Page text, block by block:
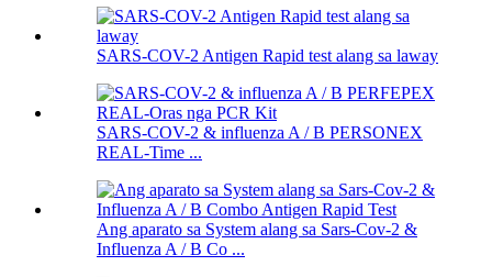
SARS-COV-2 Antigen Rapid test alang sa laway
SARS-COV-2 & influenza A / B PERSONEX
REAL-Time ...
Ang aparato sa System alang sa Sars-Cov-2 &
Influenza A / B Co ...